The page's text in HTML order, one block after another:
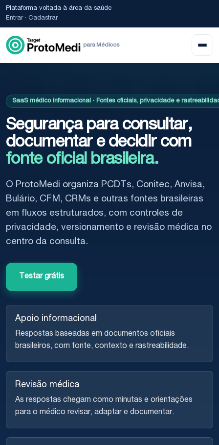
Plataforma voltada à área da saúde
Entrar· Cadastrar
para Médicos
SaaS médico informacional · Fontes oficiais, privacidade e
Segurança para consultar,
documentar e decidir com
fonte oficial brasileira.
O ProtoMedi organiza PCDTs, Conitec, Anvisa,
Bulário, CFM, CRMs e outras fontes brasileiras
em fluxos estruturados, com controles de
privacidade, versionamento e revisão médica no
centro da consulta.
Testar grátis
Apoio informacional
Respostas baseadas em documentos oficiais
brasileiros, com fonte, contexto e rastreabilidade.
Revisão médica
As respostas chegam como minutas e orientações
para o médico revisar, adaptar e documentar.